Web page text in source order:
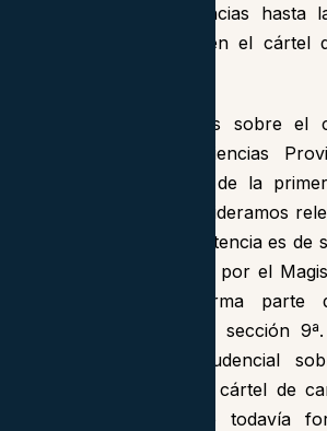
¿Qué dicen las Sentencias
presunción del daño en el cártel
Veamos las Sentencias sobre el
emitidas por las Audiencias
fecha, con excepción de la
continuación, que consideramos
Este extracto de la Sentencia es de
puesto que fue dictada por el
Pastor, quien ya forma parte
Provincial de Valencia, sección
asentó criterio jurisprudencial
judicial del daño en el cártel de
muy acertada cuando todavía